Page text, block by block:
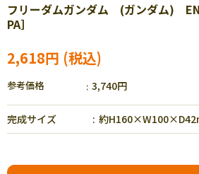
フリーダムガンダム (ガンダム)
PA］
2,618円
参考価格 3,740円
完成サイズ 約